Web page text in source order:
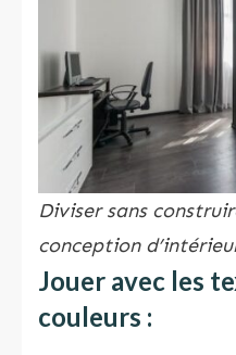
Diviser sans
conception
Jouer avec les
couleurs :